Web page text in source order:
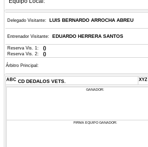
Delegado Visitante: LUIS BERNARDO ARROCHA ABREU
Entrenador Visitante: EDUARDO HERRERA SANTOS
Reserva Vis. 1: ()
Reserva Vis. 2: ()
Árbitro Principal:
ABC CD DEDALOS VETS. XYZ
GANADOR:
FIRMA EQUIPO GANADOR: